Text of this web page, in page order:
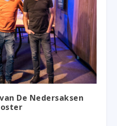
De Nedersaksen